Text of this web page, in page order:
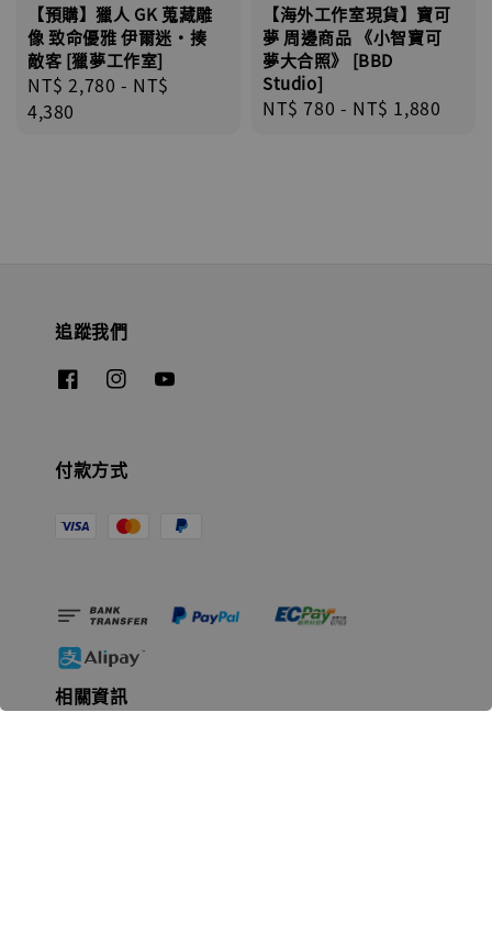
【預購】獵人 GK 蒐藏雕
像 致命優雅 伊爾迷·揍
敵客 [獵夢工作室]
Regular
price
NT$ 2,780 - NT$
4,380
【海外工作室現貨】寶可
夢 周邊商品 《小智寶可
夢大合照》 [BBD
Studio]
Regular
NT$ 780 - NT$ 1,880
追蹤我們
付款方式
相關資訊